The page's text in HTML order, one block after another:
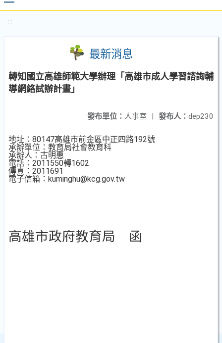
:::
最新消息
轉知國立高雄師範大學辦理「高雄市成人學習諮詢輔
導網絡試辦計畫」
發布人： dep230
發布單位： 人事室 |
地址：80147高雄市前金區中正四路192號
承辦單位：教育局社會教育科
承辦人：古明惠
電話：2011550轉1602
傳真：2011691
電子信箱：kuminghu@kcg.gov.tw
高雄市政府教育局 函